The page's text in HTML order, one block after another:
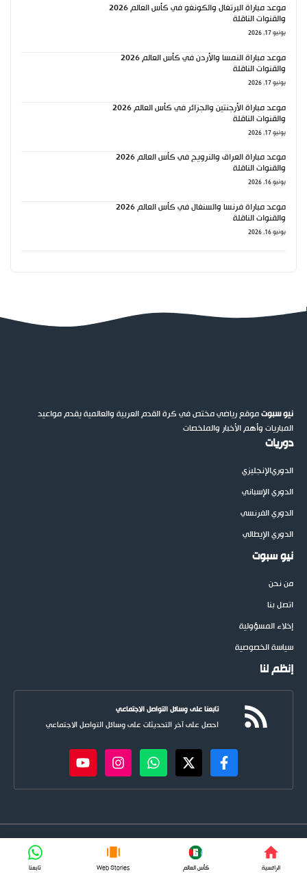
موعد مباراة البرتغال والكونغو في كأس العالم 2026
والقنوات الناقلة
يونيو 17, 2026
موعد مباراة النمسا والأردن في كأس العالم 2026
والقنوات الناقلة
يونيو 17, 2026
موعد مباراة الأرجنتين والجزائر في كأس العالم 2026
والقنوات الناقلة
يونيو 17, 2026
موعد مباراة العراق والنرويج في كأس العالم 2026
والقنوات الناقلة
يونيو 16, 2026
موعد مباراة فرنسا والسنغال في كأس العالم 2026
والقنوات الناقلة
يونيو 16, 2026
نيو سبوتموقع رياضي مختص في كرة القدم العربية والعالمية يقدم مواعيد
المباريات وأهم الأخبار والملخصات
دوريات
الدوريالإنجليزي
الدوري الإسباني
الدوري الفرنسي
الدوري الإيطالي
نيو سبوت
من نحن
اتصل بنا
إخلاء المسؤولية
سياسة الخصوصية
إنظم لنا
تابعنا على وسائل التواصل الاجتماعي
احصل على آخر التحديثات على وسائل التواصل الاجتماعي
newspoots.com • جميع الحقوق © محفوظة لموقع
الرائسية كأس العالم Web Stories تابعنا